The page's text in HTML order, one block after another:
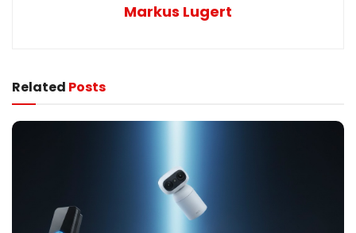
Markus Lugert
Related Posts